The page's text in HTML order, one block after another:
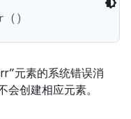
()
元素的系统错误消
创建相应元素。